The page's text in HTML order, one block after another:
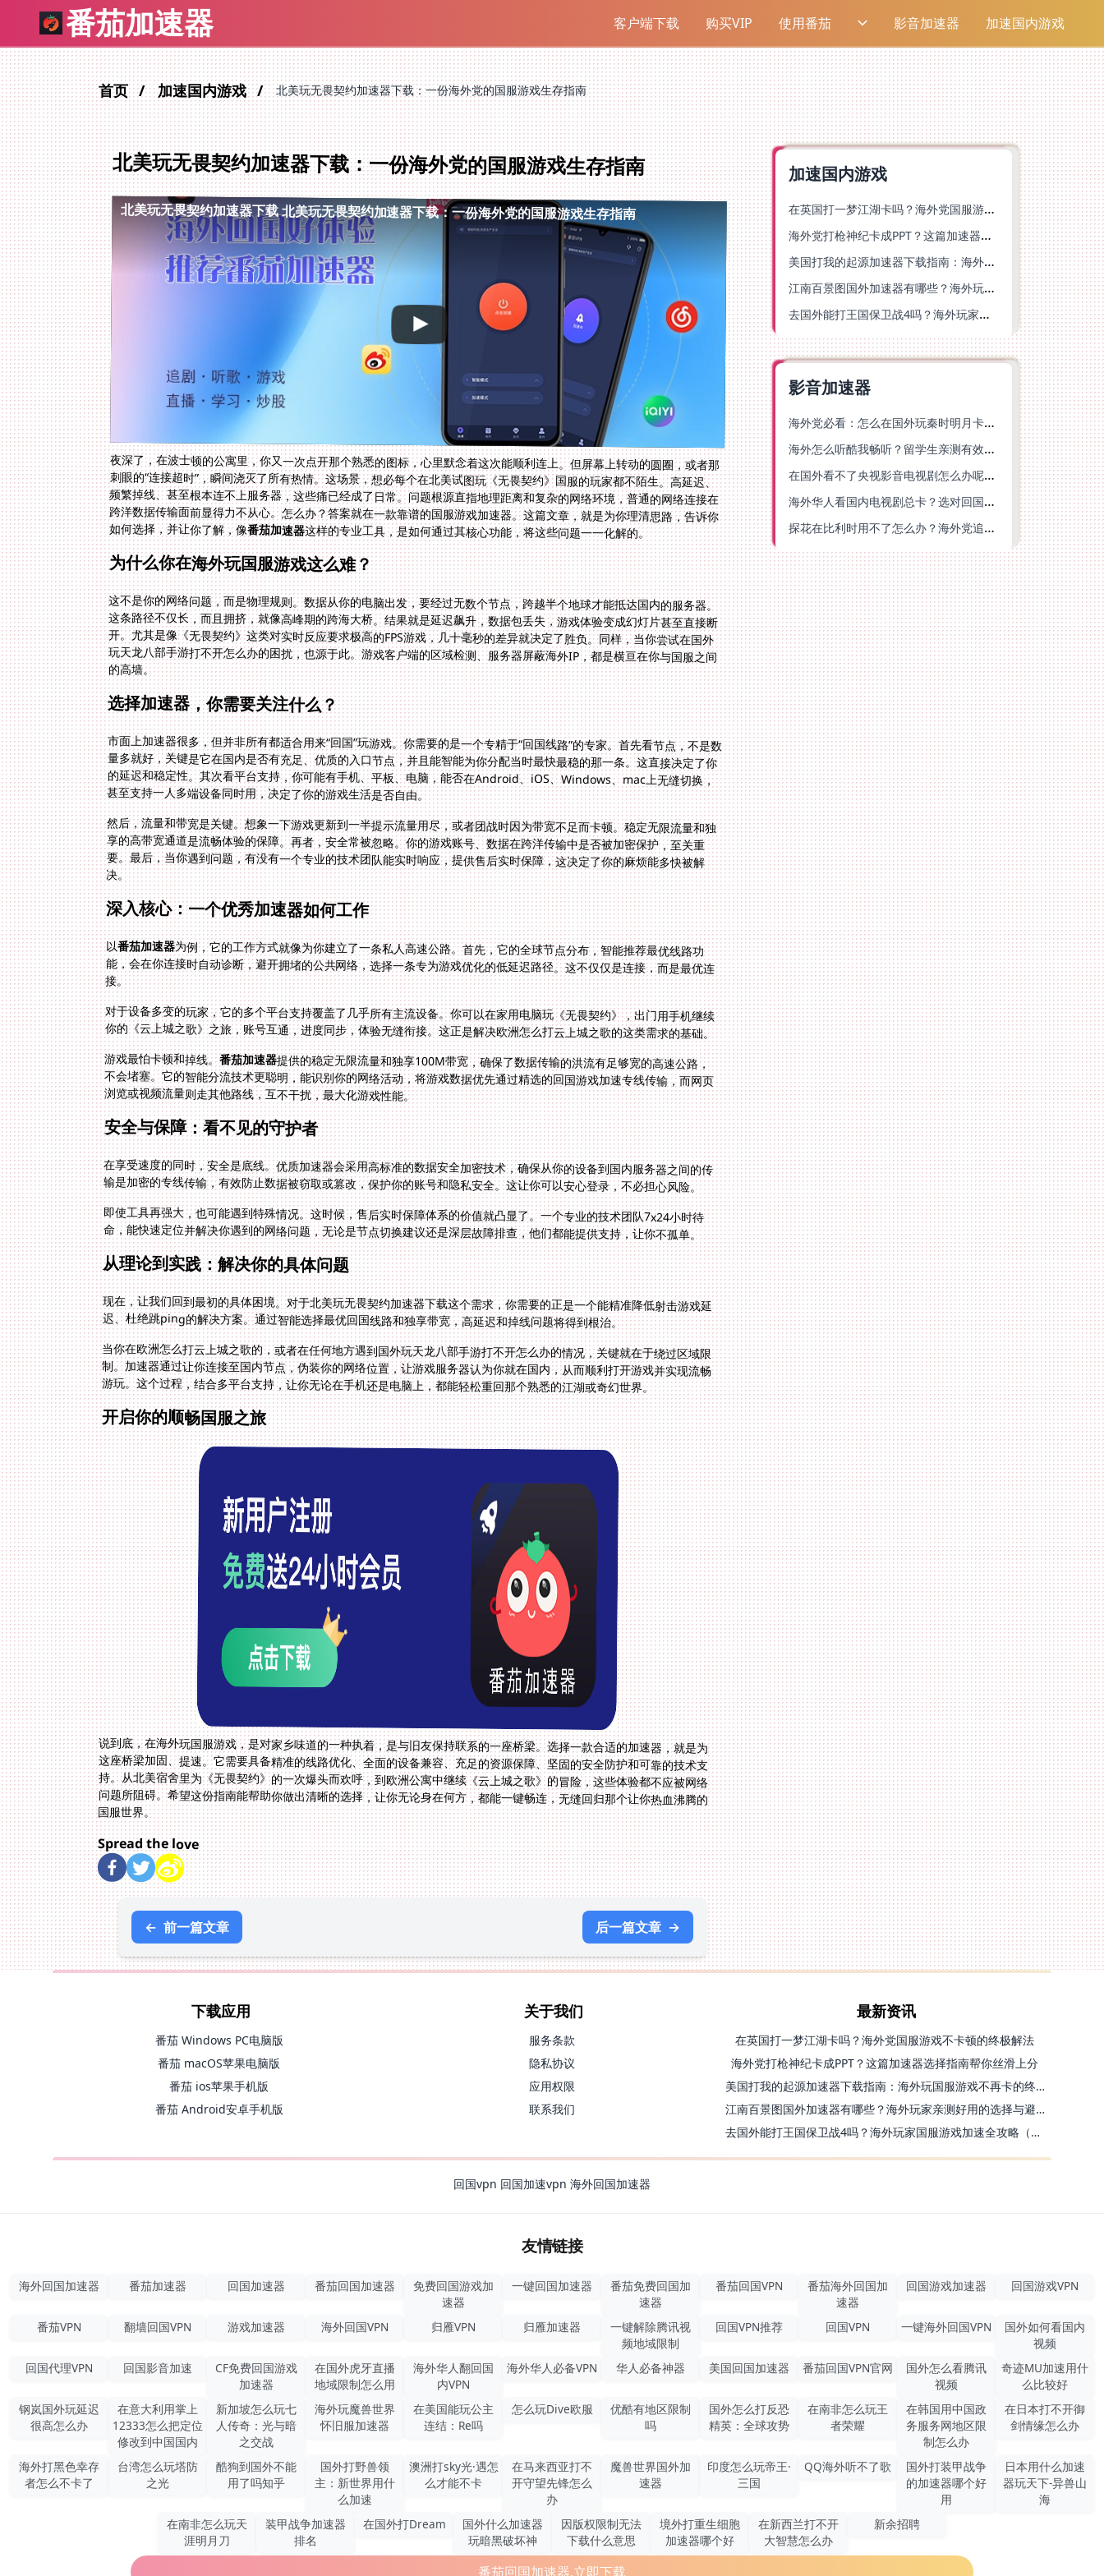
番茄加速器 客户端下载 购买VIP 使用番茄 影音加速器 加速国内游戏
首页 加速国内游戏 北美玩无畏契约加速器下载：一份海外党的国服游戏生存指南
北美玩无畏契约加速器下载：一份海外党的国服游戏生存指南
北美玩无畏契约加速器下载北美玩无畏契约加速器下载：一份海外党的国服游戏生存指南
夜深了，在波士顿的公寓里，你又一次点开那个熟悉的图标，心里默念着这次能顺利连上。但屏幕上转动的圆圈，或者那
刺眼的“连接超时”，瞬间浇灭了所有热情。这场景，想必每个在北美试图玩《无畏契约》国服的玩家都不陌生。高延迟、
频繁掉线、甚至根本连不上服务器，这些痛已经成了日常。问题根源直指地理距离和复杂的网络环境，普通的网络连接在
跨洋数据传输面前显得力不从心。怎么办？答案就在一款靠谱的国服游戏加速器。这篇文章，就是为你理清思路，告诉你
如何选择，并让你了解，像番茄加速器这样的专业工具，是如何通过其核心功能，将这些问题一一化解的。
为什么你在海外玩国服游戏这么难？
这不是你的网络问题，而是物理规则。数据从你的电脑出发，要经过无数个节点，跨越半个地球才能抵达国内的服务器。
这条路径不仅长，而且拥挤，就像高峰期的跨海大桥。结果就是延迟飙升，数据包丢失，游戏体验变成幻灯片甚至直接断
开。尤其是像《无畏契约》这类对实时反应要求极高的FPS游戏，几十毫秒的差异就决定了胜负。同样，当你尝试在国外
玩天龙八部手游打不开怎么办的困扰，也源于此。游戏客户端的区域检测、服务器屏蔽海外IP，都是横亘在你与国服之间
的高墙。
选择加速器，你需要关注什么？
市面上加速器很多，但并非所有都适合用来“回国”玩游戏。你需要的是一个专精于“回国线路”的专家。首先看节点，不是数
量多就好，关键是它在国内是否有充足、优质的入口节点，并且能智能为你分配当时最快最稳的那一条。这直接决定了你
的延迟和稳定性。其次看平台支持，你可能有手机、平板、电脑，能否在Android、iOS、Windows、mac上无缝切换，
甚至支持一人多端设备同时用，决定了你的游戏生活是否自由。
然后，流量和带宽是关键。想象一下游戏更新到一半提示流量用尽，或者团战时因为带宽不足而卡顿。稳定无限流量和独
享的高带宽通道是流畅体验的保障。再者，安全常被忽略。你的游戏账号、数据在跨洋传输中是否被加密保护，至关重
要。最后，当你遇到问题，有没有一个专业的技术团队能实时响应，提供售后实时保障，这决定了你的麻烦能多快被解
决。
深入核心：一个优秀加速器如何工作
以番茄加速器为例，它的工作方式就像为你建立了一条私人高速公路。首先，它的全球节点分布，智能推荐最优线路功
能，会在你连接时自动诊断，避开拥堵的公共网络，选择一条专为游戏优化的低延迟路径。这不仅仅是连接，而是最优连
接。
对于设备多变的玩家，它的多个平台支持覆盖了几乎所有主流设备。你可以在家用电脑玩《无畏契约》，出门用手机继续
你的《云上城之歌》之旅，账号互通，进度同步，体验无缝衔接。这正是解决欧洲怎么打云上城之歌的这类需求的基础。
游戏最怕卡顿和掉线。番茄加速器提供的稳定无限流量和独享100M带宽，确保了数据传输的洪流有足够宽的高速公路，
不会堵塞。它的智能分流技术更聪明，能识别你的网络活动，将游戏数据优先通过精选的回国游戏加速专线传输，而网页
浏览或视频流量则走其他路线，互不干扰，最大化游戏性能。
安全与保障：看不见的守护者
在享受速度的同时，安全是底线。优质加速器会采用高标准的数据安全加密技术，确保从你的设备到国内服务器之间的传
输是加密的专线传输，有效防止数据被窃取或篡改，保护你的账号和隐私安全。这让你可以安心登录，不必担心风险。
即使工具再强大，也可能遇到特殊情况。这时候，售后实时保障体系的价值就凸显了。一个专业的技术团队7x24小时待
命，能快速定位并解决你遇到的网络问题，无论是节点切换建议还是深层故障排查，他们都能提供支持，让你不孤单。
从理论到实践：解决你的具体问题
现在，让我们回到最初的具体困境。对于北美玩无畏契约加速器下载这个需求，你需要的正是一个能精准降低射击游戏延
迟、杜绝跳ping的解决方案。通过智能选择最优回国线路和独享带宽，高延迟和掉线问题将得到根治。
当你在欧洲怎么打云上城之歌的，或者在任何地方遇到国外玩天龙八部手游打不开怎么办的情况，关键就在于绕过区域限
制。加速器通过让你连接至国内节点，伪装你的网络位置，让游戏服务器认为你就在国内，从而顺利打开游戏并实现流畅
游玩。这个过程，结合多平台支持，让你无论在手机还是电脑上，都能轻松重回那个熟悉的江湖或奇幻世界。
开启你的顺畅国服之旅
说到底，在海外玩国服游戏，是对家乡味道的一种执着，是与旧友保持联系的一座桥梁。选择一款合适的加速器，就是为
这座桥梁加固、提速。它需要具备精准的线路优化、全面的设备兼容、充足的资源保障、坚固的安全防护和可靠的技术支
持。从北美宿舍里为《无畏契约》的一次爆头而欢呼，到欧洲公寓中继续《云上城之歌》的冒险，这些体验都不应被网络
问题所阻碍。希望这份指南能帮助你做出清晰的选择，让你无论身在何方，都能一键畅连，无缝回归那个让你热血沸腾的
国服世界。
Spread the love
← 前一篇文章 后一篇文章 →
加速国内游戏
在英国打一梦江湖卡吗？海外党国服游戏不卡顿的终极解法
海外党打枪神纪卡成PPT？这篇加速器选择指南帮你丝滑上分
美国打我的起源加速器下载指南：海外玩国服游戏不再卡的终极方案
江南百景图国外加速器有哪些？海外玩家亲测好用的选择与避坑指南
去国外能打王国保卫战4吗？海外玩家国服游戏加速全攻略（附公主连结幻想江湖实测）
影音加速器
海外党必看：怎么在国外玩秦时明月卡牌版？附豆瓣EZCast地区限制破解法
海外怎么听酷我畅听？留学生亲测有效的华语内容解锁指南
在国外看不了央视影音电视剧怎么办呢？海外党亲测有效的回国加速方案
海外华人看国内电视剧总卡？选对回国加速器，还能解决菲律宾打不开反诈中心的问题
探花在比利时用不了怎么办？海外党追剧办事全攻略，选对加速器就够了
番茄回国加速器,立即下载
下载应用
番茄 Windows PC电脑版
番茄 macOS苹果电脑版
番茄 ios苹果手机版
番茄 Android安卓手机版
关于我们
服务条款
隐私协议
应用权限
联系我们
最新资讯
在英国打一梦江湖卡吗？海外党国服游戏不卡顿的终极解法
海外党打枪神纪卡成PPT？这篇加速器选择指南帮你丝滑上分
美国打我的起源加速器下载指南：海外玩国服游戏不再卡的终极方案
江南百景图国外加速器有哪些？海外玩家亲测好用的选择与避坑指南
去国外能打王国保卫战4吗？海外玩家国服游戏加速全攻略（附公主连结幻想江湖实测）
回国vpn 回国加速vpn 海外回国加速器
友情链接
海外回国加速器 番茄加速器 回国加速器 番茄回国加速器
免费回国游戏加
速器
一键回国加速器
番茄免费回国加
速器
番茄回国VPN
番茄海外回国加
速器
回国游戏加速器 回国游戏VPN
番茄VPN 翻墙回国VPN 游戏加速器 海外回国VPN 归雁VPN 归雁加速器
一键解除腾讯视
频地域限制
回国VPN推荐 回国VPN 一键海外回国VPN
国外如何看国内
视频
回国代理VPN
回国影音加速
CF免费回国游戏
加速器
在国外虎牙直播
地域限制怎么用
海外华人翻回国
内VPN
海外华人必备VPN 华人必备神器 美国回国加速器 番茄回国VPN官网
国外怎么看腾讯
视频
奇迹MU加速用什
么比较好
钢岚国外玩延迟
很高怎么办
在意大利用掌上
12333怎么把定位
修改到中国国内
新加坡怎么玩七
人传奇：光与暗
之交战
海外玩魔兽世界
怀旧服加速器
在美国能玩公主
连结：Re吗
怎么玩Dive欧服
优酷有地区限制
吗
国外怎么打反恐
精英：全球攻势
在南非怎么玩王
者荣耀
在韩国用中国政
务服务网地区限
制怎么办
在日本打不开御
剑情缘怎么办
海外打黑色幸存
者怎么不卡了
台湾怎么玩塔防
之光
酷狗到国外不能
用了吗知乎
国外打野兽领
主：新世界用什
么加速
澳洲打sky光·遇怎
么才能不卡
在马来西亚打不
开守望先锋怎么
办
魔兽世界国外加
速器
印度怎么玩帝王·
三国
QQ海外听不了歌
国外打装甲战争
的加速器哪个好
用
日本用什么加速
器玩天下-异兽山
海
在南非怎么玩天
涯明月刀
装甲战争加速器
排名
在国外打Dream
国外什么加速器
玩暗黑破坏神
因版权限制无法
下载什么意思
境外打重生细胞
加速器哪个好
在新西兰打不开
大智慧怎么办
新余招聘